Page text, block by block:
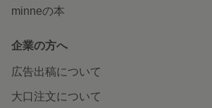
minneの本
企業の方へ
広告出稿について
大口注文について